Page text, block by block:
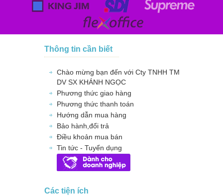
Thông tin cần biết
Chào mừng bạn đến với Cty TNHH TM
DV SX KHÁNH NGỌC
Phương thức giao hàng
Phương thức thanh toán
Hướng dẫn mua hàng
Bảo hành,đổi trả
Điều khoản mua bán
Tin tức - Tuyển dụng
Các tiện ích